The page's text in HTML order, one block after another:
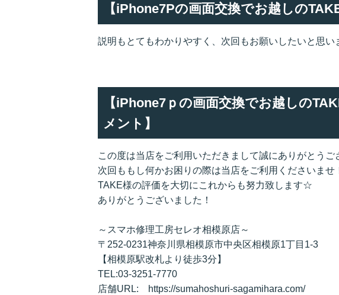
【iPhone7Pの画面交換でお越しの
説明もとてもわかりやすく、次回もお願いしたいと思い
【iPhone7ｐの画面交換でお越しの
メント】
この度は当店をご利用いただきまして誠にありがとうご
次回ももし何かお困りの際は当店をご利用くださいませ
TAKE様の評価を大切にこれからも努力致します☆
ありがとうございました！
～スマホ修理工房セレオ相模原店～
〒252-0231神奈川県相模原市中央区相模原1丁目1-3
【相模原駅改札より徒歩3分】
TEL:03-3251-7770
店舗URL: https://sumahoshuri-sagamihara.com/